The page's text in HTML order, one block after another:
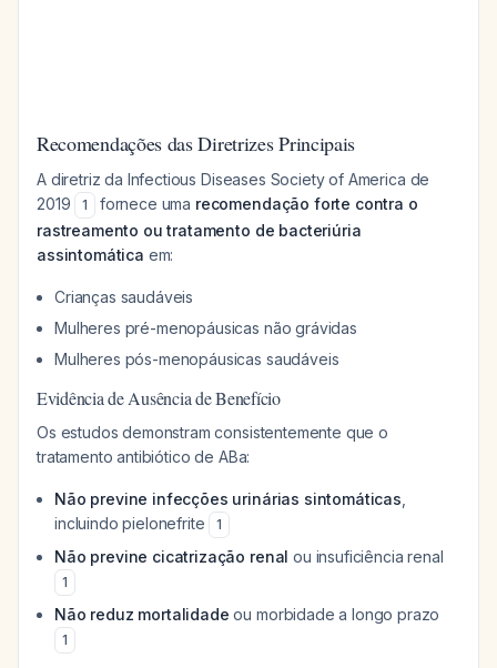
Recomendações das Diretrizes Principais
A diretriz da Infectious Diseases Society of America de
2019
1 fornece uma recomendação forte contra o
rastreamento ou tratamento de bacteriúria
assintomática em:
Crianças saudáveis
Mulheres pré-menopáusicas não grávidas
Mulheres pós-menopáusicas saudáveis
Evidência de Ausência de Benefício
Os estudos demonstram consistentemente que o
tratamento antibiótico de ABa:
Não previne infecções urinárias sintomáticas
incluindo pielonefrite
1
Não previne cicatrização renal ou insuficiência renal
1
Não reduz mortalidade ou morbidade a longo prazo
1